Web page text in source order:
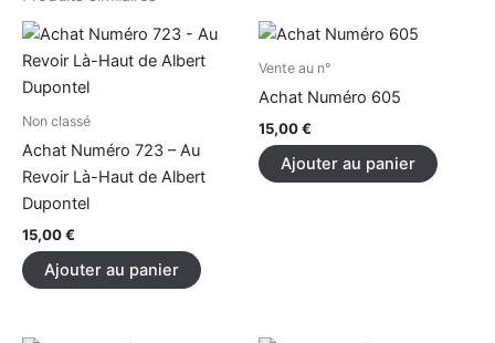
Non classé
Achat Numéro 723 – Au
Revoir Là-Haut de Albert
Dupontel
15,00€
Ajouter au panier
Vente au n°
Achat Numéro 605
15,00€
Ajouter au panier